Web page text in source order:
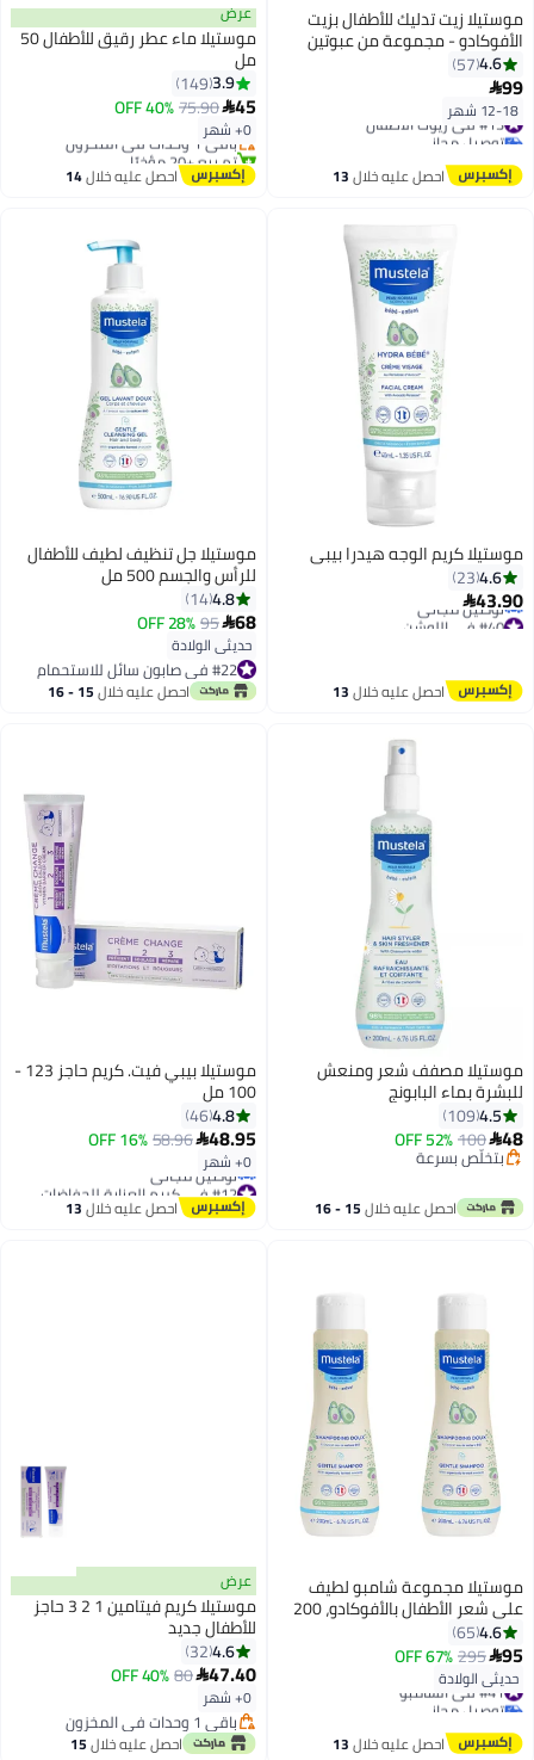
موستيلا زيت تدليك للأطفال بزيت
الأفوكادو - مجموعة من عبوتين
سعة 100 مل
4.6
57
99
12-18 شهر
#13 في زيوت الأطفال
توصيل مجاني
#13 في زيوت الأطفال
احصل عليه خلال13
اغسطس
عرض
موستيلا ماء عطر رقيق للأطفال 50
مل
3.9
149
45
75.90
40% OFF
0+ شهر
#1 في مزيلات عرق
توصيل مجاني
باقي 1 وحدات في المخزون
تم بيع +20 مؤخرًا
#1 في مزيلات عرق احصل عليه خلال14
اغسطس
موستيلا كريم الوجه هيدرا بيبي
4.6
23
43.90
#40 في اللوشن
#40 في اللوشن
احصل عليه خلال13
موستيلا جل تنظيف لطيف للأطفال
للرأس والجسم 500 مل
4.8
14
68
95
28% OFF
حديثي الولادة
#22 في صابون سائل للاستحمام
#22 في صابون سائل للاستحمام احصل عليه خلال 15 - 16
موستيلا مصفف شعر ومنعش
للبشرة بماء البابونج
4.5
109
48
100
52% OFF
بتخلّص بسرعة
بتخلّص بسرعة
احصل عليه خلال 15 - 16
موستيلا بيبي فيت. كريم حاجز 123 -
100 مل
4.8
46
48.95
58.96
16% OFF
0+ شهر
#12 في كريم العناية للحفاضات
أقل سعر في 30 يوم
توصيل مجاني
احصل عليه خلال13
موستيلا مجموعة شامبو لطيف
على شعر الأطفال بالأفوكادو، 200
مل + 200 مل من قطعتين
4.6
65
95
295
67% OFF
حديثي الولادة
#41 في الشامبو
توصيل مجاني
#41 في الشامبو
احصل عليه خلال13
عرض
موستيلا كريم فيتامين 1 2 3 حاجز
للأطفال جديد
4.6
32
47.40
80
40% OFF
0+ شهر
باقي 1 وحدات في المخزون
باقي 1 وحدات في المخزون احصل عليه خلال15